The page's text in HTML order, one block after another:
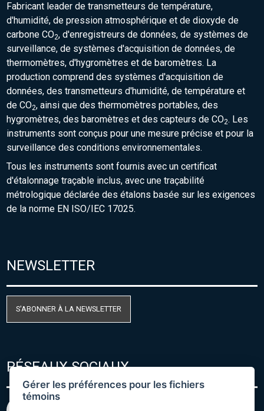
Fabricant leader de transmetteurs de température,
d'humidité, de pression atmosphérique et de dioxyde de
carbone CO2, d'enregistreurs de données, de systèmes de
surveillance, de systèmes d'acquisition de données, de
thermomètres, d'hygromètres et de baromètres. La
production comprend des systèmes d'acquisition de
données, des transmetteurs d'humidité, de température et
de CO2, ainsi que des thermomètres portables, des
hygromètres, des baromètres et des capteurs de CO2. Les
instruments sont conçus pour une mesure précise et pour la
surveillance des conditions environnementales.
Tous les instruments sont fournis avec un certificat
d'étalonnage traçable inclus, avec une traçabilité
métrologique déclarée des étalons basée sur les exigences
de la norme EN ISO/IEC 17025.
NEWSLETTER
S'ABONNER À LA NEWSLETTER
RÉSEAUX SOCIAUX
Gérer les préférences pour les fichiers
témoins